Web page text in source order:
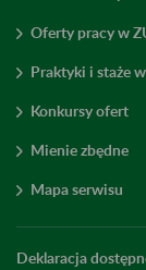
Oferty pracy w
Praktyki i staże
Konkursy ofert
Mienie zbędne
Mapa serwisu
Deklaracja